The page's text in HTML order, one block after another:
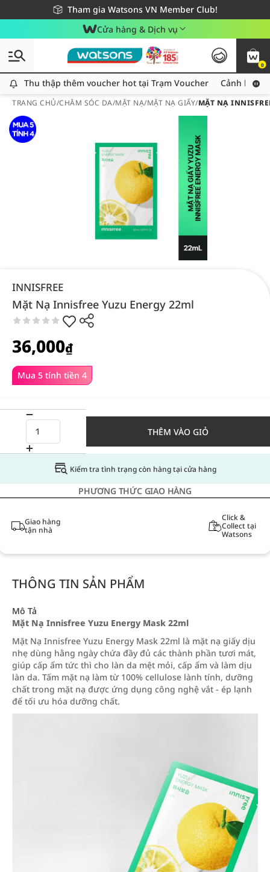
Tham gia Watsons VN Member Club!
Miễn phí giao hàng cho đơn hàng từ 249,000Đ
Giao hàng nhanh 24h - Áp dụng khu vực TP. Hồ Chí Minh
Cửa hàng & Dịch vụ
0
Thu thập thêm voucher hot tại Trạm Voucher
Thu thập thêm voucher hot tại Trạm Voucher Cảnh báo
TRANG CHỦ/CHĂM SÓC DA/MẶT NẠ/MẶT NẠ GIẤY/MẶT NẠ
INNISFREE
Mặt Nạ Innisfree Yuzu Energy 22ml
Mua 5 tính tiền 4
36,000₫
THÊM VÀO GIỎ
Kiểm tra tình trạng còn hàng tại cửa hàng
PHƯƠNG THỨC GIAO HÀNG
Giao hàng
tận nhà
Click &
Collect tại
Watsons
THÔNG TIN SẢN PHẨM
Mô Tả
Mặt Nạ Innisfree Yuzu Energy Mask 22ml
Mặt Nạ Innisfree Yuzu Energy Mask 22ml là mặt nạ giấy dịu
nhẹ dùng hằng ngày chứa đầy đủ các thành phần tươi mát,
giúp cấp ẩm tức thì cho làn da mệt mỏi, cấp ẩm và làm dịu
làn da. Tấm mặt nạ làm từ 100% cellulose lành tính, dưỡng
chất trong mặt nạ được ứng dụng công nghệ vắt - ép lạnh
để tối ưu hóa dưỡng chất.